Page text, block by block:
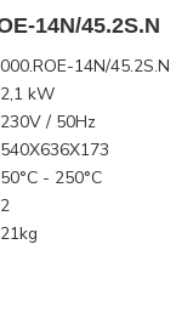
14N/45.2S.N
000.ROE-14N/45.2S.N
2,1 kW
230V / 50Hz
540X636X173
50°C - 250°C
2
21kg